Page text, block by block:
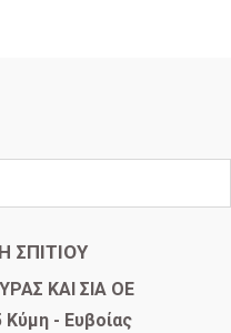
ΣΠΙΤΙΟΥ
ΚΑΙ ΣΙΑ ΟΕ
Κύμη - Ευβοίας